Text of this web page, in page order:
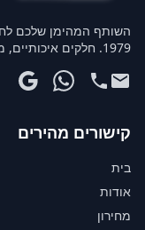
1979. חלקים איכותיים, מחירים תחרותיים ושירות יוצא דופן.
קישורים מהירים
בית
אודות
מחירון